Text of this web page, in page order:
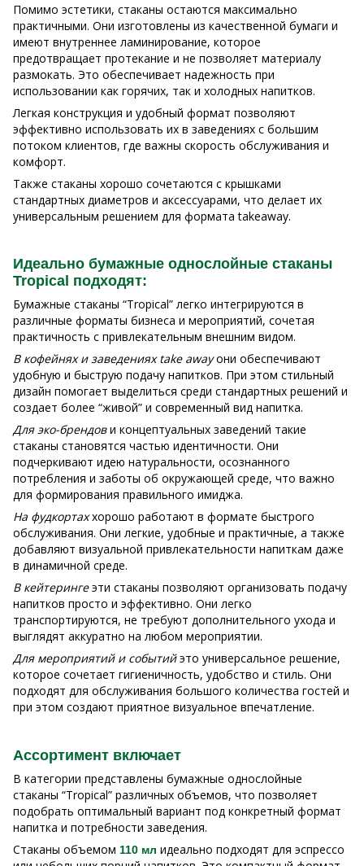
Помимо эстетики, стаканы остаются максимально
практичными. Они изготовлены из качественной бумаги и
имеют внутреннее ламинирование, которое
предотвращает протекание и не позволяет материалу
размокать. Это обеспечивает надежность при
использовании как горячих, так и холодных напитков.
Легкая конструкция и удобный формат позволяют
эффективно использовать их в заведениях с большим
потоком клиентов, где важны скорость обслуживания и
комфорт.
Также стаканы хорошо сочетаются с крышками
стандартных диаметров и аксессуарами, что делает их
универсальным решением для формата takeaway.
Идеально бумажные однослойные стаканы
Tropical подходят:
Бумажные стаканы “Tropical” легко интегрируются в
различные форматы бизнеса и мероприятий, сочетая
практичность с привлекательным внешним видом.
В кофейнях и заведениях take awayони обеспечивают
удобную и быструю подачу напитков. При этом стильный
дизайн помогает выделиться среди стандартных решений и
создает более “живой” и современный вид напитка.
Для эко-брендови концептуальных заведений такие
стаканы становятся частью идентичности. Они
подчеркивают идею натуральности, осознанного
потребления и заботы об окружающей среде, что важно
для формирования правильного имиджа.
На фудкортаххорошо работают в формате быстрого
обслуживания. Они легкие, удобные и практичные, а также
добавляют визуальной привлекательности напиткам даже
в динамичной среде.
В кейтерингеэти стаканы позволяют организовать подачу
напитков просто и эффективно. Они легко
транспортируются, не требуют дополнительного ухода и
выглядят аккуратно на любом мероприятии.
Для мероприятий и событийэто универсальное решение,
которое сочетает гигиеничность, удобство и стиль. Они
подходят для обслуживания большого количества гостей и
при этом создают приятное визуальное впечатление.
Ассортимент включает
В категории представлены бумажные однослойные
стаканы “Tropical” различных объемов, что позволяет
подобрать оптимальный вариант под конкретный формат
напитка и потребности заведения.
Стаканы объемом 110 мл идеально подходят для эспрессо